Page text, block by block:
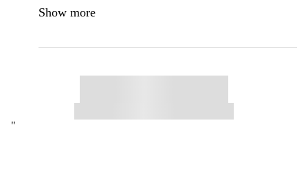
Show more
"